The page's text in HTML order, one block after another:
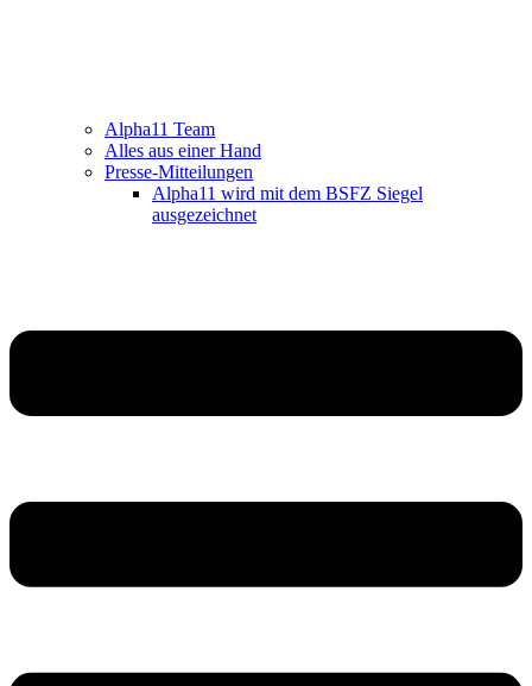
Alpha11 Team
Alles aus einer Hand
Presse-Mitteilungen
Alpha11 wird mit dem BSFZ Siegel
ausgezeichnet